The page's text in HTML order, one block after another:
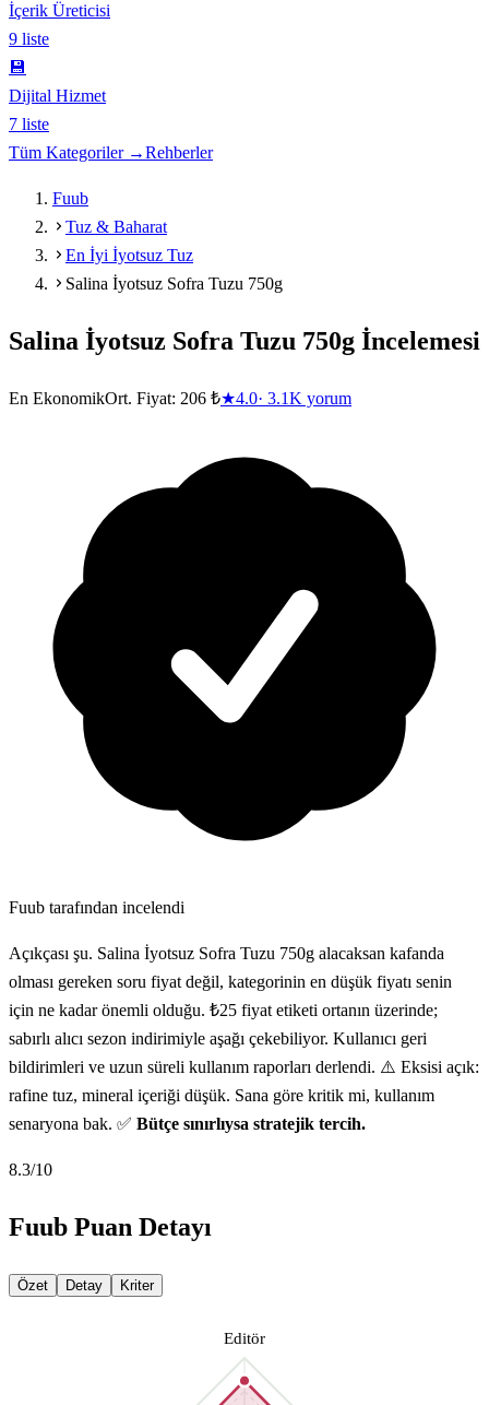
İçerik Üreticisi
9 liste
💾
Dijital Hizmet
7 liste
Tüm Kategoriler →Rehberler
Fuub
Tuz & Baharat
En İyi İyotsuz Tuz
Salina İyotsuz Sofra Tuzu 750g
Salina İyotsuz Sofra Tuzu 750g İncelemesi
En EkonomikOrt. Fiyat: 206 ₺★4.0· 3.1K yorum
Fuub tarafından incelendi
Açıkçası şu. Salina İyotsuz Sofra Tuzu 750g alacaksan kafanda
olması gereken soru fiyat değil, kategorinin en düşük fiyatı senin
için ne kadar önemli olduğu. ₺25 fiyat etiketi ortanın üzerinde;
sabırlı alıcı sezon indirimiyle aşağı çekebiliyor. Kullanıcı geri
bildirimleri ve uzun süreli kullanım raporları derlendi. ⚠️ Eksisi açık:
rafine tuz, mineral içeriği düşük. Sana göre kritik mi, kullanım
senaryona bak. ✅ Bütçe sınırlıysa stratejik tercih.
8.3/10
Fuub Puan Detayı
Özet Detay Kriter
Editör